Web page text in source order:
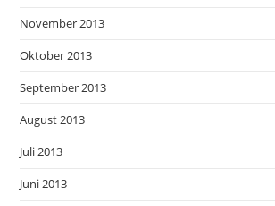
November 2013
Oktober 2013
September 2013
August 2013
Juli 2013
Juni 2013